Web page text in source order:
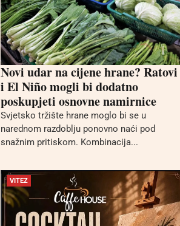
Novi udar na cijene hrane? Ratovi
i El Niño mogli bi dodatno
poskupjeti osnovne namirnice
Svjetsko tržište hrane moglo bi se u
narednom razdoblju ponovno naći pod
snažnim pritiskom. Kombinacija...
VITEZ